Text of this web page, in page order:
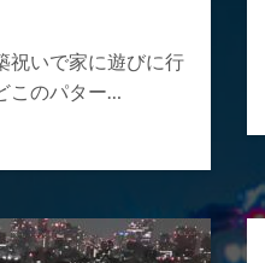
祝いで家に遊びに行
このパター…